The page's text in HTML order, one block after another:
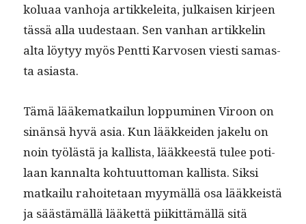
kolu­aa van­ho­ja artikkelei­ta, julkaisen kir­jeen
tässä alla uud­estaan. Sen van­han artikke­lin
alta löy­tyy myös Pent­ti Kar­vosen viesti samas­
ta asiasta.
Tämä lääke­matkailun lop­pumi­nen Viroon on
sinän­sä hyvä asia. Kun lääkkei­den jakelu on
noin työlästä ja kallista, lääk­keestä tulee poti­
laan kannal­ta kohtu­ut­toman kallista. Sik­si
matkailu rahoite­taan myymäl­lä osa lääkkeistä
ja säästämäl­lä lääket­tä piikit­tämäl­lä sitä